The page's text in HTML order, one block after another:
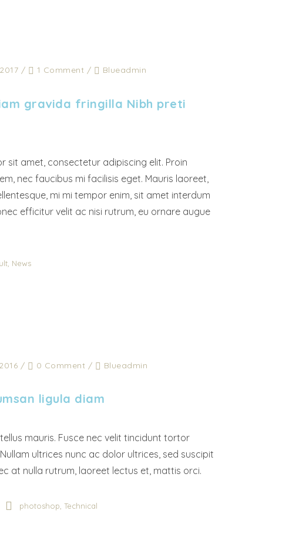
/ 1 Comment / Blueadmin
gravida fringilla Nibh preti
sit amet, consectetur adipiscing elit. Proin
nec faucibus mi facilisis eget. Mauris laoreet,
mi mi tempor enim, sit amet interdum
efficitur velit ac nisi rutrum, eu ornare augue
, News
/ 0 Comment / Blueadmin
ligula diam
mauris. Fusce nec velit tincidunt tortor
ultrices nunc ac dolor ultrices, sed suscipit
at nulla rutrum, laoreet lectus et, mattis orci.
photoshop, Technical